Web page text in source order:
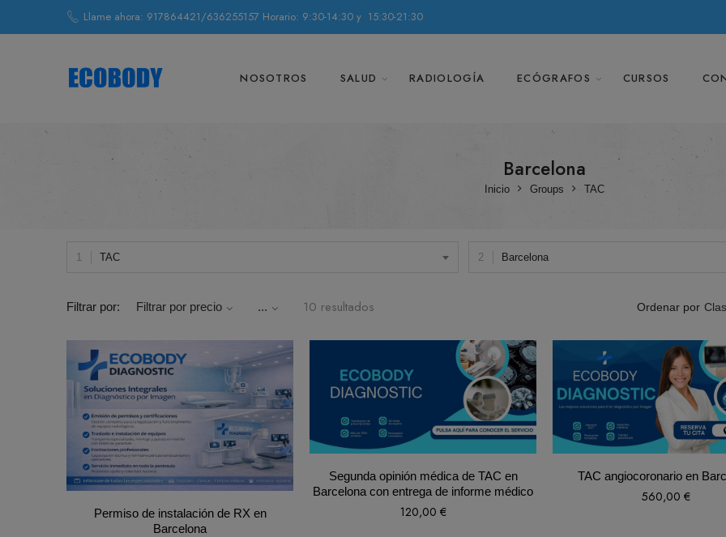
Llame ahora: 917864421/636255157 Horario: 9:30-14:30 y 15:30-21:30
NOSOTROS SALUD RADIOLOGÍA ECÓGRAFOS CURSOS
Barcelona
Inicio Groups TAC
TAC Barcelona
Filtrar por: Filtrar por precio ... 10 resultados Ordenar por
Permiso de instalación de RX en
Barcelona
Segunda opinión médica de TAC en
Barcelona con entrega de informe médico
120,00 €
TAC angiocoronario en
560,00 €